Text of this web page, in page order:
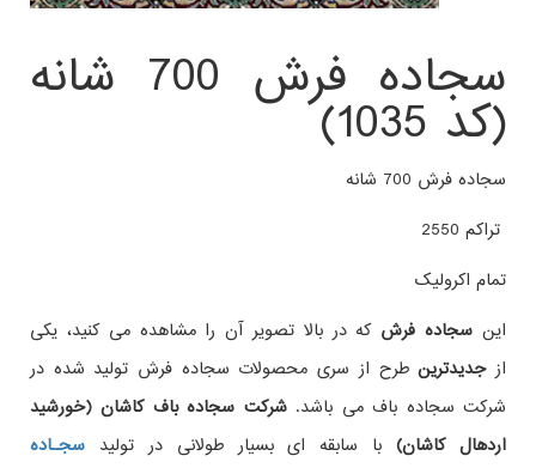
سجاده فرش 700 شانه
(کد 1035)
سجاده فرش 700 شانه
تراکم 2550
تمام اکرولیک
این سجاده فرش که در بالا تصویر آن را مشاهده می کنید، یکی
ازجدیدترینطرح از سری محصولات سجاده فرش تولید شده در
شرکت سجاده باف می باشد.شرکت سجاده باف کاشان (خورشید
اردهال کاشان)با سابقه ای بسیار طولانی در تولید سجـاده